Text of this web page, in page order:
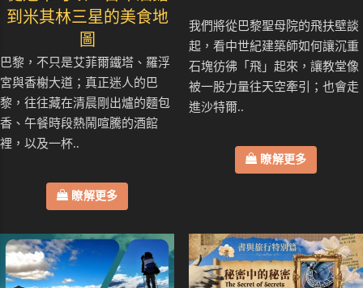
到米其林三星的美食地
圖
巴黎，不只是艾菲爾鐵塔、羅浮
宮與香榭大道；真正迷人的巴
黎，往往藏在清晨剛出爐的麵包
香、午餐時段熱鬧喧騰的酒館
裡，以及一杯..
瞭解更多
我們將從巴黎聖母院的飛扶壁談
起，看中世紀建築師如何讓沉重
石塊彷彿「飛」起來，讓教堂像
被一股力量往天空牽引；也會走
進沙特爾..
瞭解更多